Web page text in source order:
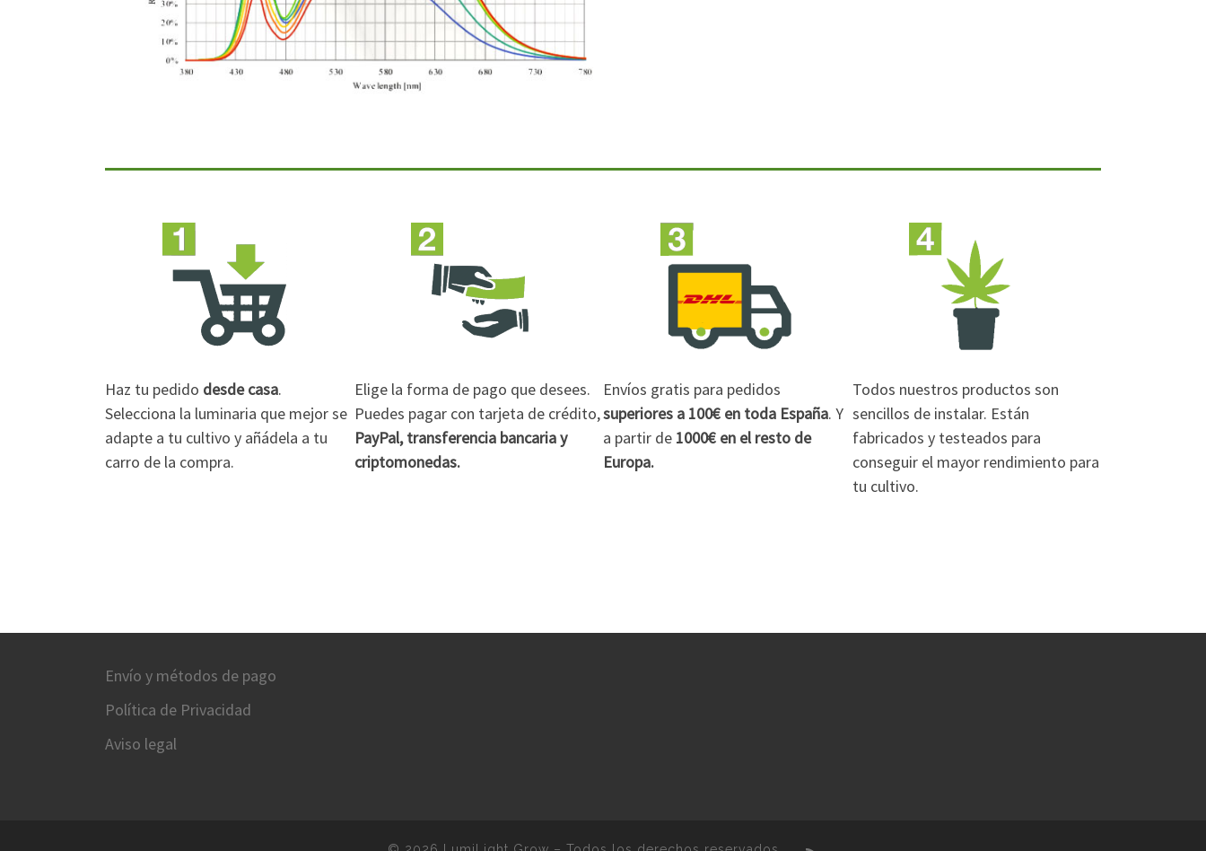
Haz tu pedido desde casa.
Selecciona la luminaria que mejor se
adapte a tu cultivo y añádela a tu
carro de la compra.
Elige la forma de pago que desees.
Puedes pagar con tarjeta de crédito,
PayPal, transferencia bancaria y
criptomonedas.
Envíos gratis para pedidos
superiores a 100€ en toda España. Y
a partir de 1000€ en el resto de
Europa.
Todos nuestros productos son
sencillos de instalar. Están
fabricados y testeados para
conseguir el mayor rendimiento para
tu cultivo.
Envío y métodos de pago
Política de Privacidad
Aviso legal